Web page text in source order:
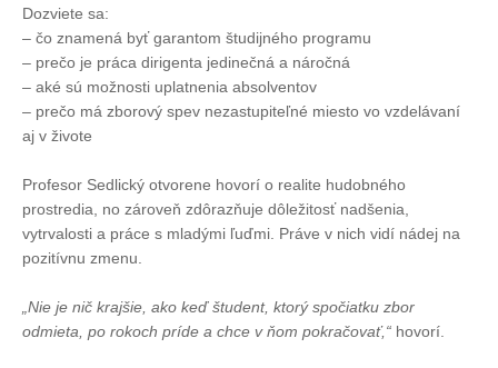
Dozviete sa:
– čo znamená byť garantom študijného programu
– prečo je práca dirigenta jedinečná a náročná
– aké sú možnosti uplatnenia absolventov
– prečo má zborový spev nezastupiteľné miesto vo vzdelávaní
aj v živote
Profesor Sedlický otvorene hovorí o realite hudobného
prostredia, no zároveň zdôrazňuje dôležitosť nadšenia,
vytrvalosti a práce s mladými ľuďmi. Práve v nich vidí nádej na
pozitívnu zmenu.
„Nie je nič krajšie, ako keď študent, ktorý spočiatku zbor
odmieta, po rokoch príde a chce v ňom pokračovať,“ hovorí.